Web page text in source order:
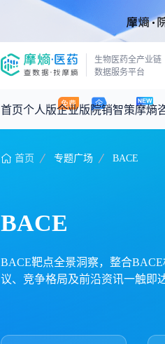
生物医药全产业链
数据服务平台
首页个人版企业版院销智策摩熵
咨询服务
产品立项评估及管线规划
投资决策与交易估值
摩熵原创
深度分析
投融资
时讯
数据中心
基于市场数据，为您提供全面的市场
政策法规
首页 专题广场 BACE
BACE
BACE靶点全景洞察，整合
议、竞争格局及前沿资讯一触即